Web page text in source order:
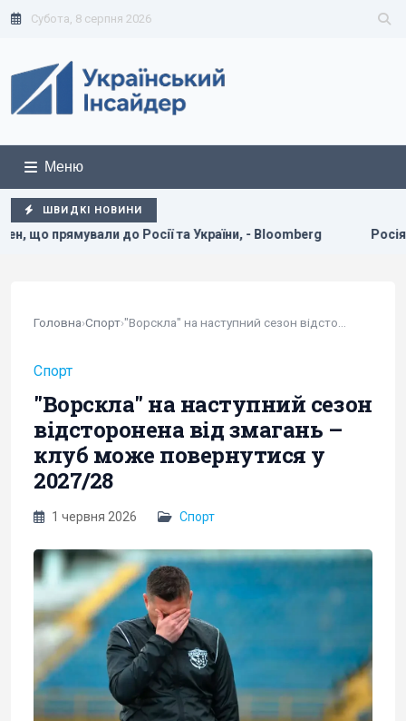
Субота, 8 серпня 2026
Меню
ШВИДКІ НОВИНИ
України, - Bloomberg Росія готує потужний удар по
Головна›Спорт›
Спорт
"Ворскла" на наступний сезон
відсторонена від змагань –
клуб може повернутися у
2027/28
1 червня 2026 Спорт